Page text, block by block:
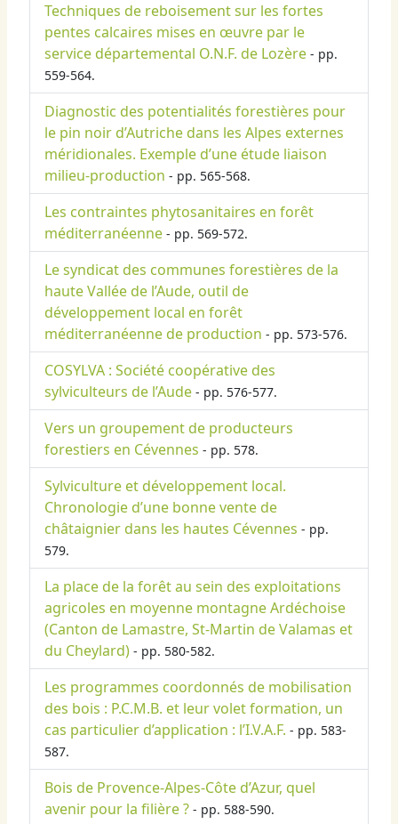
Techniques de reboisement sur les fortes
pentes calcaires mises en œuvre par le
service départemental O.N.F. de Lozère - pp.
559-564.
Diagnostic des potentialités forestières pour
le pin noir d’Autriche dans les Alpes externes
méridionales. Exemple d’une étude liaison
milieu-production - pp. 565-568.
Les contraintes phytosanitaires en forêt
méditerranéenne - pp. 569-572.
Le syndicat des communes forestières de la
haute Vallée de l’Aude, outil de
développement local en forêt
méditerranéenne de production - pp. 573-576.
COSYLVA : Société coopérative des
sylviculteurs de l’Aude - pp. 576-577.
Vers un groupement de producteurs
forestiers en Cévennes - pp. 578.
Sylviculture et développement local.
Chronologie d’une bonne vente de
châtaignier dans les hautes Cévennes - pp.
579.
La place de la forêt au sein des exploitations
agricoles en moyenne montagne Ardéchoise
(Canton de Lamastre, St-Martin de Valamas et
du Cheylard) - pp. 580-582.
Les programmes coordonnés de mobilisation
des bois : P.C.M.B. et leur volet formation, un
cas particulier d’application : l’I.V.A.F. - pp. 583-
587.
Bois de Provence-Alpes-Côte d’Azur, quel
avenir pour la filière ? - pp. 588-590.